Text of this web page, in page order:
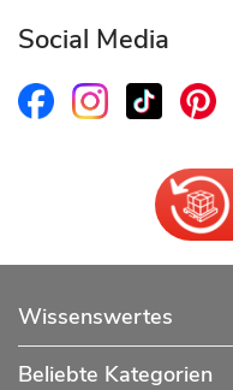
Social Media
Wissenswertes
Beliebte Kategorien